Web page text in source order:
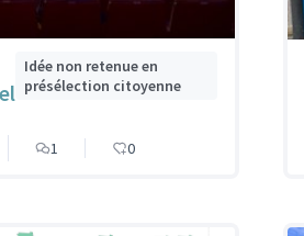
Idée non retenue en
présélection citoyenne
1 0